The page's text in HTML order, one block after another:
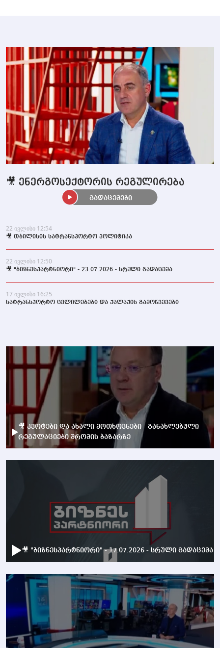
22 ივლისი 12:54
🎥 თბილისის სატრანსპორტო პოლიტიკა
22 ივლისი 12:50
🎥 "ბიზნესპარტნიორი" - 23.07.2026 - სრული გადაცემა
17 ივლისი 16:25
სატრანსპორტო ცვლილებები და ქალაქის გამოწვევები
🎥 ენერგოსექტორის რეგულირება
გადაცემები
🎥 კვოტები და ახალი მოთხოვნები - განახლებული
რეგულაციები შრომის ბაზარზე
🎥 "ბიზნესპარტნიორი" - 17.07.2026 - სრული გადაცემა